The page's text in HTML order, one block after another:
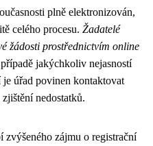
plně elektronizován,
celého procesu. Žadatelé
žádosti prostřednictvím online
jakýchkoliv nejasností
úřad povinen kontaktovat
nedostatků.
zvýšeného zájmu o registrační